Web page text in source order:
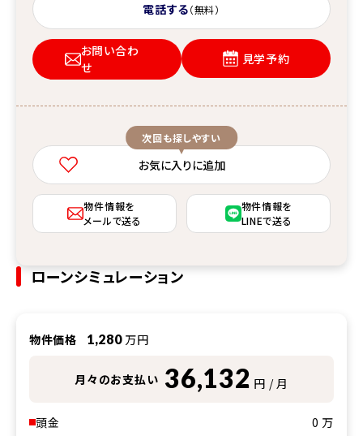
電話する（無料）
見学予約
お問い合わ
せ
次回も探しやすい
お気に入りに追加
物件情報を
メールで送る
物件情報を
LINEで送る
ローンシミュレーション
物件価格 1,280万円
月々のお支払い 36,132 円 / 月
頭金 0 万